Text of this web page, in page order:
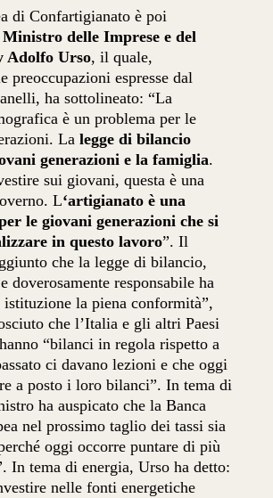
di Confartigianato è poi
Ministro delle Imprese e del
Adolfo Urso, il quale,
preoccupazioni espresse dal
ha sottolineato: “La
è un problema per le
La legge di bilancio
generazioni e la famiglia.
sui giovani, questa è una
L‘artigianato è una
le giovani generazioni che si
in questo lavoro”. Il
che la legge di bilancio,
doverosamente responsabile ha
la piena conformità”,
che l’Italia e gli altri Paesi
“bilanci in regola rispetto a
ci davano lezioni e che oggi
a posto i loro bilanci”. In tema di
ha auspicato che la Banca
nel prossimo taglio dei tassi sia
oggi occorre puntare di più
In tema di energia, Urso ha detto:
nelle fonti energetiche